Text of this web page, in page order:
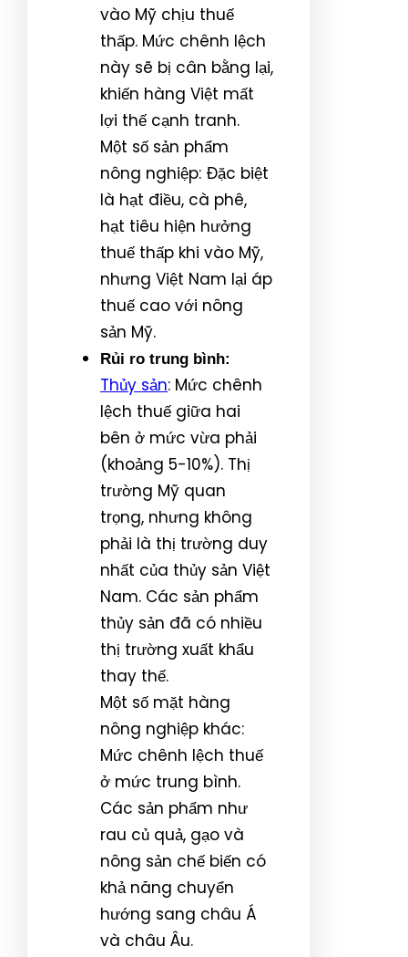
vào Mỹ chịu thuế
thấp. Mức chênh lệch
này sẽ bị cân bằng lại,
khiến hàng Việt mất
lợi thế cạnh tranh.
Một số sản phẩm
nông nghiệp: Đặc biệt
là hạt điều, cà phê,
hạt tiêu hiện hưởng
thuế thấp khi vào Mỹ,
nhưng Việt Nam lại áp
thuế cao với nông
sản Mỹ.
Rủi ro trung bình:
Thủy sản: Mức chênh
lệch thuế giữa hai
bên ở mức vừa phải
(khoảng 5-10%). Thị
trường Mỹ quan
trọng, nhưng không
phải là thị trường duy
nhất của thủy sản Việt
Nam. Các sản phẩm
thủy sản đã có nhiều
thị trường xuất khẩu
thay thế.
Một số mặt hàng
nông nghiệp khác:
Mức chênh lệch thuế
ở mức trung bình.
Các sản phẩm như
rau củ quả, gạo và
nông sản chế biến có
khả năng chuyển
hướng sang châu Á
và châu Âu.